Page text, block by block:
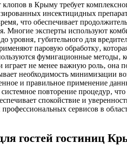
в Крыму требует
инсектицидных
что обеспечивает
Многие эксперты используют
уровня‚ губительного для
паровую обработку‚
фумигационные методы‚
играет не менее важную роль‚ она
необходимость минимизации
и правильное применение
повторение процедур‚
спокойствие и
сервисов в
гостей гостиниц